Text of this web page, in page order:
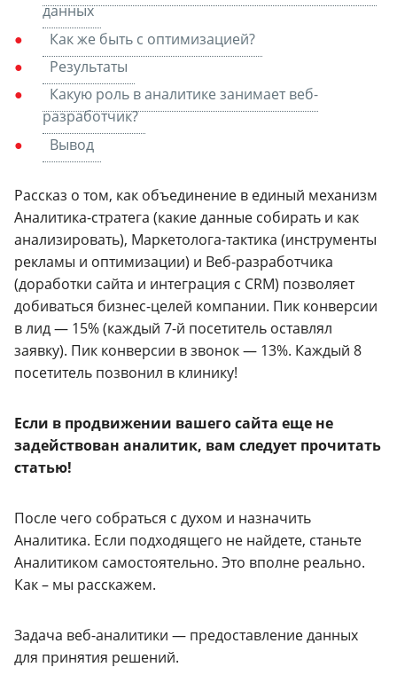
данных
Как же быть с оптимизацией?
Результаты
Какую роль в аналитике занимает веб-
разработчик?
Вывод
Рассказ о том, как объединение в единый механизм
Аналитика-стратега (какие данные собирать и как
анализировать), Маркетолога-тактика (инструменты
рекламы и оптимизации) и Веб-разработчика
(доработки сайта и интеграция с CRM) позволяет
добиваться бизнес-целей компании. Пик конверсии
в лид — 15% (каждый 7-й посетитель оставлял
заявку). Пик конверсии в звонок — 13%. Каждый 8
посетитель позвонил в клинику!
Если в продвижении вашего сайта еще не
задействован аналитик, вам следует прочитать
статью!
После чего собраться с духом и назначить
Аналитика. Если подходящего не найдете, станьте
Аналитиком самостоятельно. Это вполне реально.
Как – мы расскажем.
Задача веб-аналитики — предоставление данных
для принятия решений.